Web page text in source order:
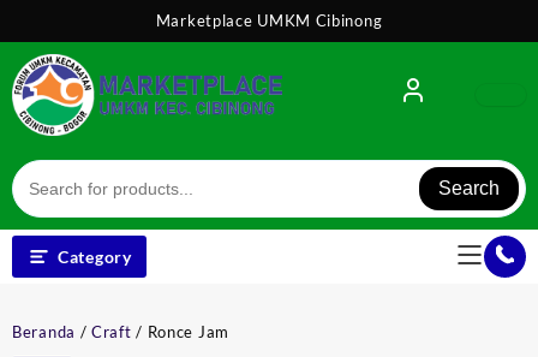
content
Marketplace UMKM Cibinong
Search
Category
Beranda /Craft / Ronce Jam